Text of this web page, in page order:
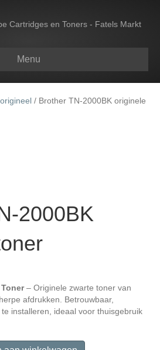
Menu
/ Brother TN-2000BK originele
2000BK
– Originele zwarte toner van
afdrukken. Betrouwbaar,
installeren, ideaal voor thuisgebruik